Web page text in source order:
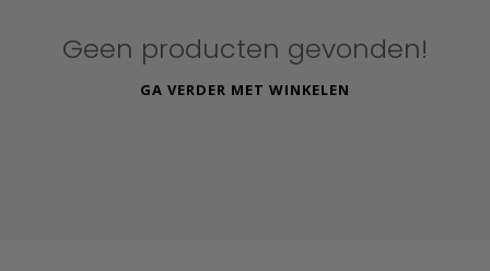
Geen producten gevonden!
GA VERDER MET WINKELEN